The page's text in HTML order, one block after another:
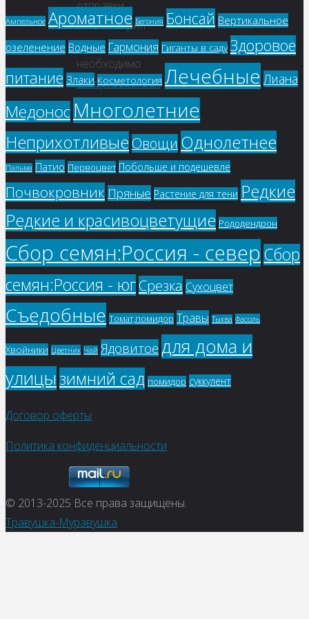
отправки
комментария
вам
необходимо
авторизоваться.
Ампельное Ароматное Бегония Бонсай Вертикальное
озеленение Водные Гармония Гиганты в саду Здоровое
питание Злаки Косметология Лечебные Лиана
МедоносМноголетние
Неприхотливые Овощи Однолетнее
Пальма Патио Первоцвет Побольше и подешевле
Почвокровник Пряные Растение для тени Редкие
Редкие и красивоцветущие Рододендрон
Сбор семян:Россия - северСбор
семян:Россия - югСрезка Сухоцвет
Съедобные Томат,помидор Травы Тыква Фасоль
Хвойники Цветник Чай Ядовитое для дома и
улицызимний сад помидор суккулент
Договор оферты
Политика конфиденциальности
© 2013-2025 Все права защищены.
Травушка-Муравушка